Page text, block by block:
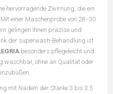
hervorragende Zwirnung, die ein
einer Maschenprobe von 28–30
gelingen Ihnen präzise und
der superwash-Behandlung ist
besonders pflegeleicht und
waschbar, ohne an Qualität oder
mit Nadeln der Stärke 3 bis 3.5